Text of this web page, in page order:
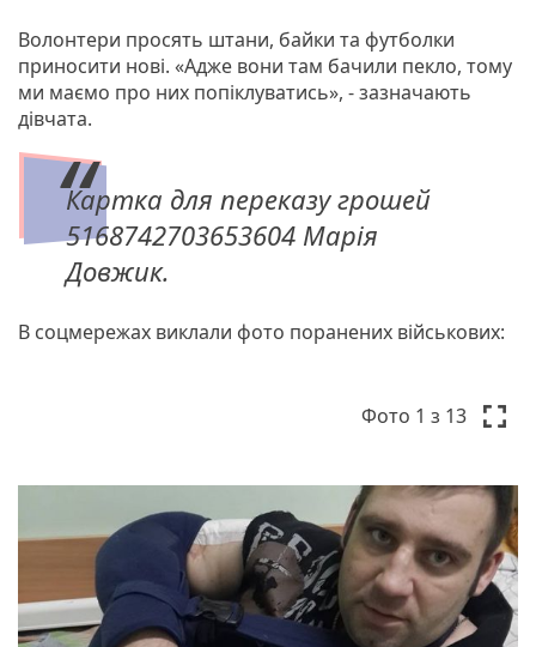
Волонтери просять штани, байки та футболки
приносити нові. «Адже вони там бачили пекло, тому
ми маємо про них попіклуватись», - зазначають
дівчата.
Картка для переказу грошей
5168742703653604 Марія
Довжик.
В соцмережах виклали фото поранених військових:
Фото 1 з 13
v
o
s
e
t